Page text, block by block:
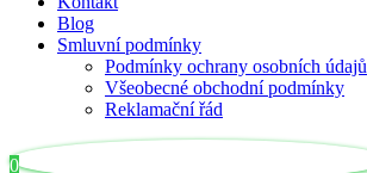
Blog
Smluvní podmínky
Podmínky ochrany osobních údajů
Všeobecné obchodní podmínky
Reklamační řád
0